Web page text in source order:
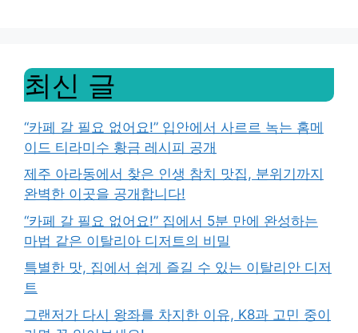
최신 글
“카페 갈 필요 없어요!” 입안에서 사르르 녹는 홈메
이드 티라미수 황금 레시피 공개
제주 아라동에서 찾은 인생 참치 맛집, 분위기까지
완벽한 이곳을 공개합니다!
“카페 갈 필요 없어요!” 집에서 5분 만에 완성하는
마법 같은 이탈리아 디저트의 비밀
특별한 맛, 집에서 쉽게 즐길 수 있는 이탈리안 디저
트
그랜저가 다시 왕좌를 차지한 이유, K8과 고민 중이